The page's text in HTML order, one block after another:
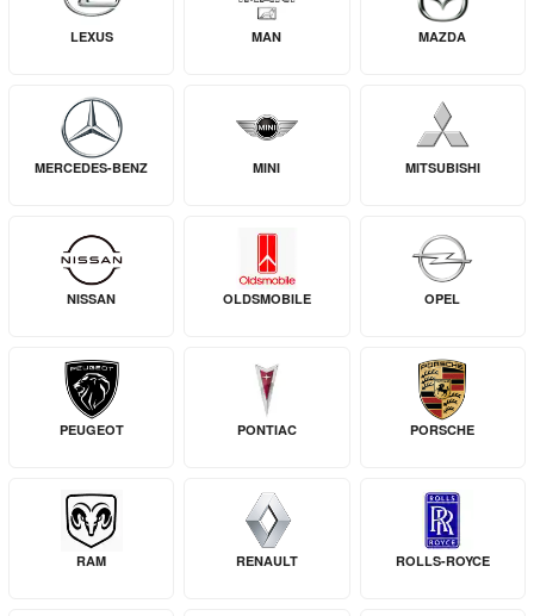
LEXUS MAN MAZDA
MERCEDES-BENZ MINI MITSUBISHI
NISSAN OLDSMOBILE OPEL
PEUGEOT PONTIAC PORSCHE
RAM RENAULT ROLLS-ROYCE